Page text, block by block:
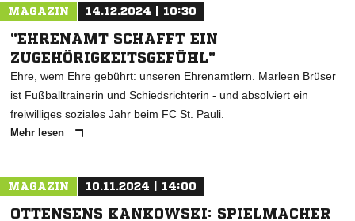
MAGAZIN 14.12.2024 | 10:30
"EHRENAMT SCHAFFT EIN
ZUGEHÖRIGKEITSGEFÜHL"
Ehre, wem Ehre gebührt: unseren Ehrenamtlern. Marleen Brüser
ist Fußballtrainerin und Schiedsrichterin - und absolviert ein
freiwilliges soziales Jahr beim FC St. Pauli.
Mehr lesen
MAGAZIN 10.11.2024 | 14:00
OTTENSENS KANKOWSKI: SPIELMACHER